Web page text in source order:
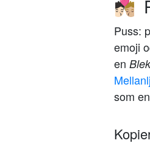
🧑🏻‍❤️‍💋‍🧑🏼
Puss:
emoji
en
som